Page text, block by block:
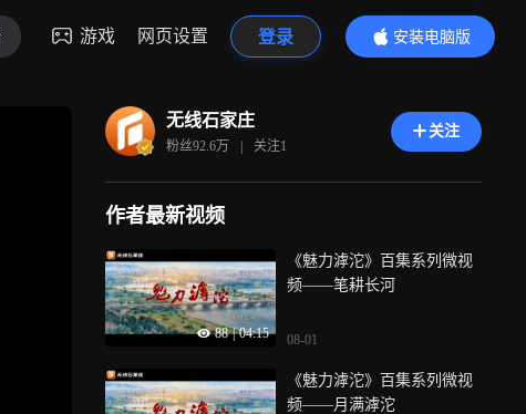
游戏 网页设置 登录
安装电脑版
内容更精彩
无线石家庄
粉丝92.6万 | 关注1
关注
作者最新视频
88 | 04:15
《魅力滹沱》百集系列微视
频——笔耕长河
08-01
《魅力滹沱》百集系列微视
频——月满滹沱